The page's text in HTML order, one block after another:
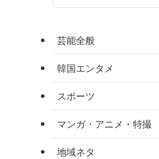
芸能全般
韓国エンタメ
スポーツ
マンガ・アニメ・特撮
地域ネタ